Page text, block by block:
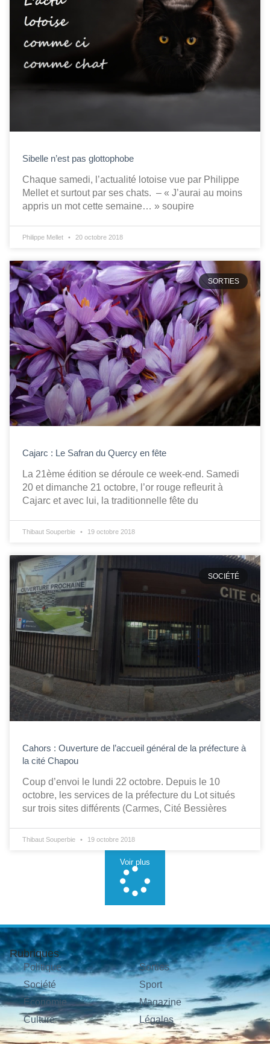
Sibelle n’est pas glottophobe
Chaque samedi, l’actualité lotoise vue par Philippe
Mellet et surtout par ses chats. – « J’aurai au moins
appris un mot cette semaine… » soupire
Philippe Mellet 20 octobre 2018
SORTIES
Cajarc : Le Safran du Quercy en fête
La 21ème édition se déroule ce week-end. Samedi
20 et dimanche 21 octobre, l’or rouge refleurit à
Cajarc et avec lui, la traditionnelle fête du
Thibaut Souperbie 19 octobre 2018
SOCIÉTÉ
Cahors : Ouverture de l’accueil général de la préfecture à
la cité Chapou
Coup d’envoi le lundi 22 octobre. Depuis le 10
octobre, les services de la préfecture du Lot situés
sur trois sites différents (Carmes, Cité Bessières
Thibaut Souperbie 19 octobre 2018
Voir plus
Rubriques
Politique
Société
Économie
Culture
Sorties
Sport
Magazine
Légales